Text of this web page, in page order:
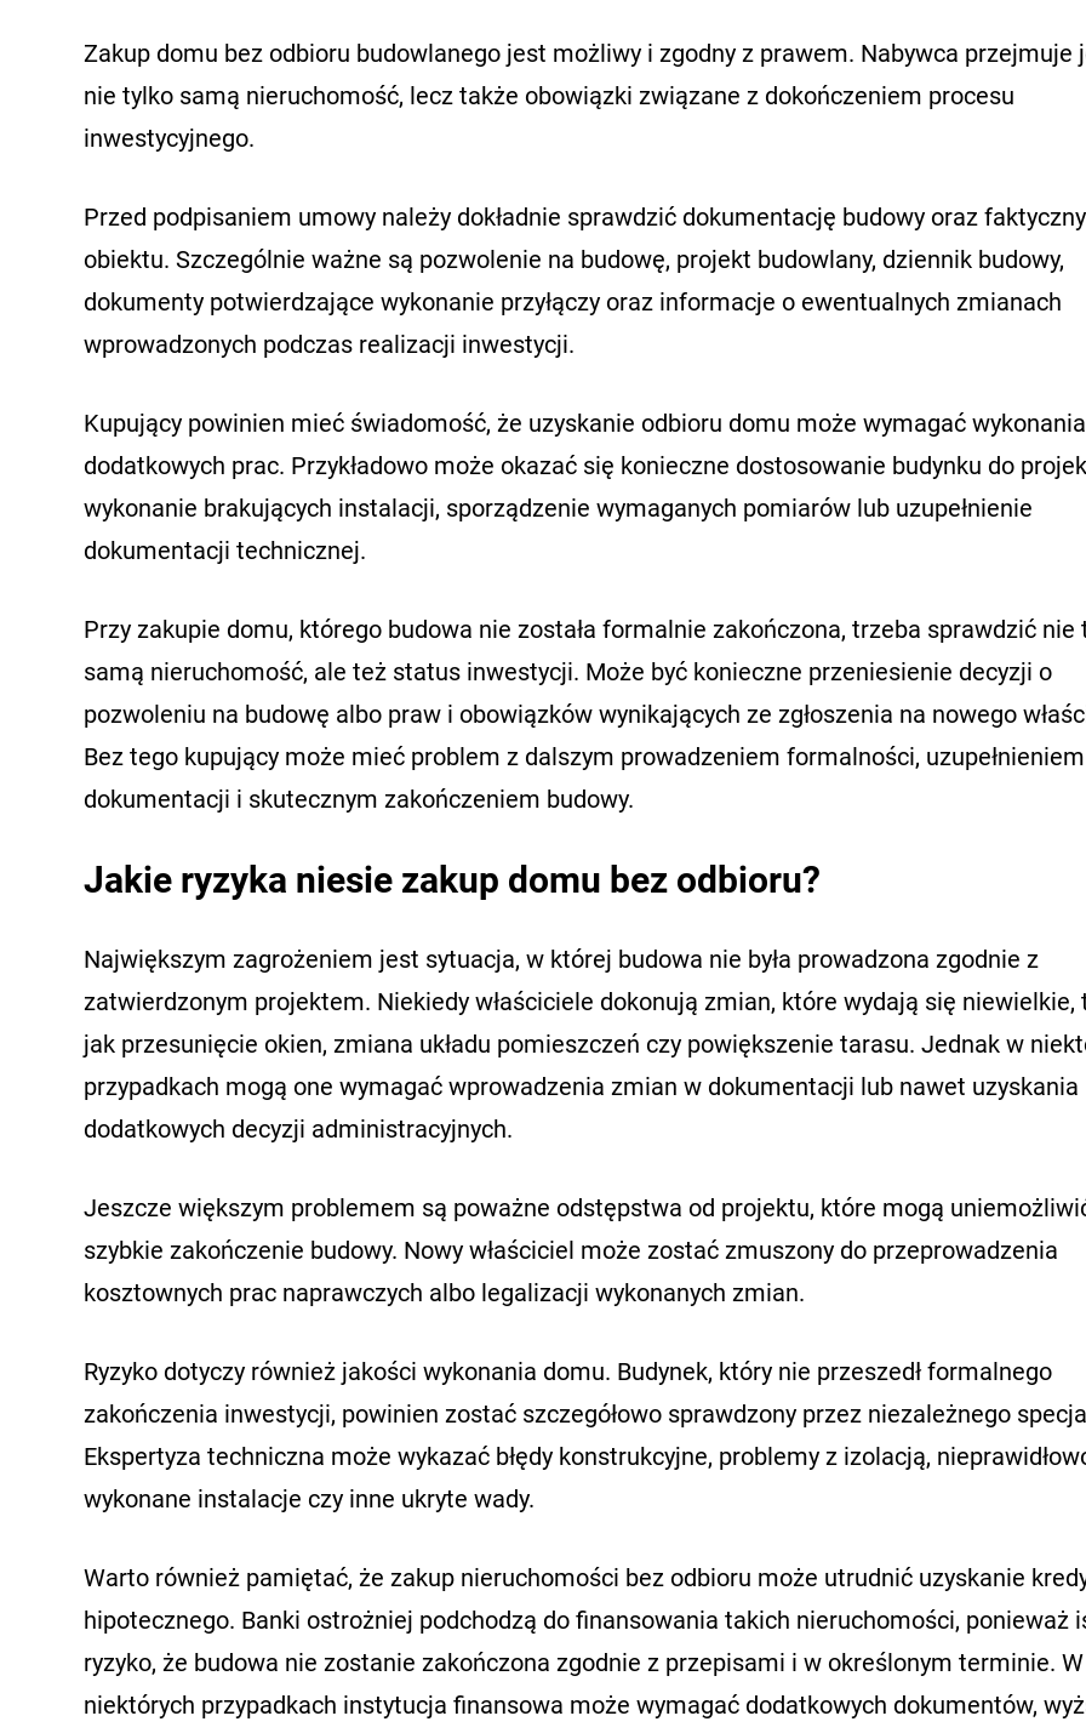
Zakup domu bez odbioru budowlanego jest możliwy i zgodny z prawem. Nabywca przejmuje
nie tylko samą nieruchomość, lecz także obowiązki związane z dokończeniem procesu
inwestycyjnego.
Przed podpisaniem umowy należy dokładnie sprawdzić dokumentację budowy oraz
obiektu. Szczególnie ważne są pozwolenie na budowę, projekt budowlany, dziennik budowy,
dokumenty potwierdzające wykonanie przyłączy oraz informacje o ewentualnych zmianach
wprowadzonych podczas realizacji inwestycji.
Kupujący powinien mieć świadomość, że uzyskanie odbioru domu może wymagać wykonania
dodatkowych prac. Przykładowo może okazać się konieczne dostosowanie budynku do
wykonanie brakujących instalacji, sporządzenie wymaganych pomiarów lub uzupełnienie
dokumentacji technicznej.
Przy zakupie domu, którego budowa nie została formalnie zakończona, trzeba sprawdzić nie
samą nieruchomość, ale też status inwestycji. Może być konieczne przeniesienie decyzji o
pozwoleniu na budowę albo praw i obowiązków wynikających ze zgłoszenia na nowego
Bez tego kupujący może mieć problem z dalszym prowadzeniem formalności, uzupełnieniem
dokumentacji i skutecznym zakończeniem budowy.
Jakie ryzyka niesie zakup domu bez odbioru?
Największym zagrożeniem jest sytuacja, w której budowa nie była prowadzona zgodnie z
zatwierdzonym projektem. Niekiedy właściciele dokonują zmian, które wydają się niewielkie,
jak przesunięcie okien, zmiana układu pomieszczeń czy powiększenie tarasu. Jednak w
przypadkach mogą one wymagać wprowadzenia zmian w dokumentacji lub nawet uzyskania
dodatkowych decyzji administracyjnych.
Jeszcze większym problemem są poważne odstępstwa od projektu, które mogą
szybkie zakończenie budowy. Nowy właściciel może zostać zmuszony do przeprowadzenia
kosztownych prac naprawczych albo legalizacji wykonanych zmian.
Ryzyko dotyczy również jakości wykonania domu. Budynek, który nie przeszedł formalnego
zakończenia inwestycji, powinien zostać szczegółowo sprawdzony przez niezależnego
Ekspertyza techniczna może wykazać błędy konstrukcyjne, problemy z izolacją,
wykonane instalacje czy inne ukryte wady.
Warto również pamiętać, że zakup nieruchomości bez odbioru może utrudnić uzyskanie
hipotecznego. Banki ostrożniej podchodzą do finansowania takich nieruchomości, ponieważ
ryzyko, że budowa nie zostanie zakończona zgodnie z przepisami i w określonym terminie. W
niektórych przypadkach instytucja finansowa może wymagać dodatkowych dokumentów,